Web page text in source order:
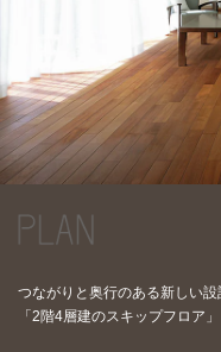
つながりと奥行のある新しい設
「2階4層建のスキップフロア」